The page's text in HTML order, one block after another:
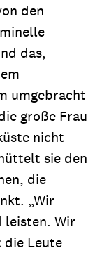
den
das,
umgebracht
große Frau
nicht
sie den
die
„Wir
leisten. Wir
die Leute